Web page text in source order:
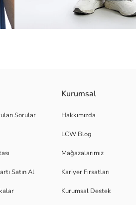
Sorular
Satın Al
Kurumsal
Hakkımızda
LCW Blog
Mağazalarımız
Kariyer Fırsatları
Kurumsal Destek